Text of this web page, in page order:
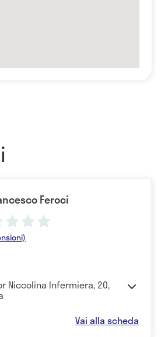
Feroci
Niccolina Infermiera, 20,
Vai alla scheda